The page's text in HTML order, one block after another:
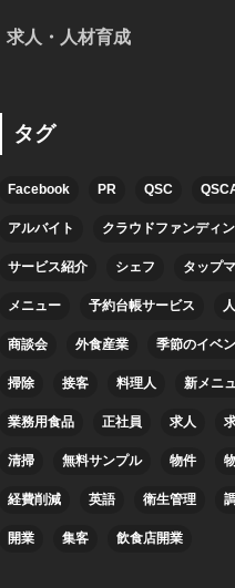
求人・人材育成
タグ
Facebook PR QSC
アルバイト クラウドファンディ
サービス紹介 シェフ タップ
メニュー 予約台帳サービス
商談会 外食産業 季節のイベ
掃除 接客 料理人 新メニ
業務用食品 正社員 求人
清掃 無料サンプル 物件
経費削減 英語 衛生管理
開業 集客 飲食店開業